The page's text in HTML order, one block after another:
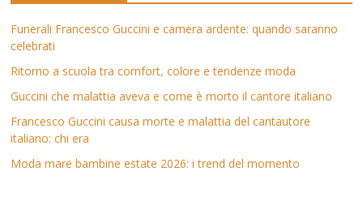
Funerali Francesco Guccini e camera ardente: quando saranno
celebrati
Ritorno a scuola tra comfort, colore e tendenze moda
Guccini che malattia aveva e come è morto il cantore italiano
Francesco Guccini causa morte e malattia del cantautore
italiano: chi era
Moda mare bambine estate 2026: i trend del momento